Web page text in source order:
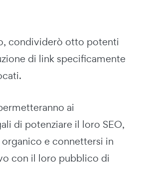
condividerò otto potenti
di link specificamente
ai
di potenziare il loro SEO,
e connettersi in
con il loro pubblico di